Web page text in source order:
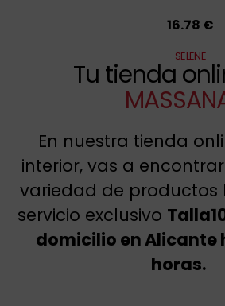
16.78 €
SELENE
Tu tienda
En nuestra tienda
interior, vas a
variedad de productos
servicio exclusivo
domicilio en Alicante
horas.